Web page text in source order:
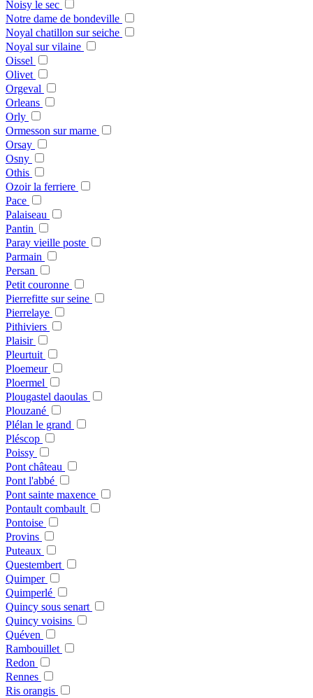
Noisy le sec
Notre dame de bondeville
Noyal chatillon sur seiche
Noyal sur vilaine
Oissel
Olivet
Orgeval
Orleans
Orly
Ormesson sur marne
Orsay
Osny
Othis
Ozoir la ferriere
Pace
Palaiseau
Pantin
Paray vieille poste
Parmain
Persan
Petit couronne
Pierrefitte sur seine
Pierrelaye
Pithiviers
Plaisir
Pleurtuit
Ploemeur
Ploermel
Plougastel daoulas
Plouzané
Plélan le grand
Pléscop
Poissy
Pont château
Pont l'abbé
Pont sainte maxence
Pontault combault
Pontoise
Provins
Puteaux
Questembert
Quimper
Quimperlé
Quincy sous senart
Quincy voisins
Quéven
Rambouillet
Redon
Rennes
Ris orangis